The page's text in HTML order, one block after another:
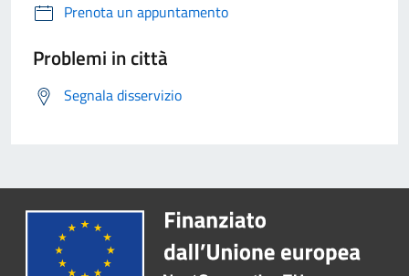
Prenota un appuntamento
Problemi in città
Segnala disservizio